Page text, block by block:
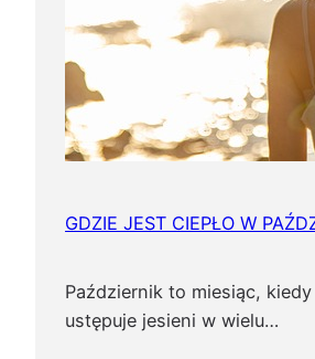
GDZIE JEST CIEPŁO W
Październik to miesiąc,
ustępuje jesieni w wielu…